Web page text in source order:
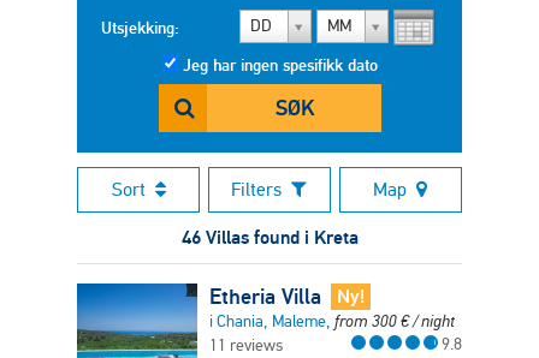
Utsjekking: DD MM
Jeg har ingen spesifikk dato
SØK
Sort Filters Map
46 Villas found i Kreta
Etheria Villa Ny!
i Chania, Maleme, from 300€/ night
11 reviews
9.8